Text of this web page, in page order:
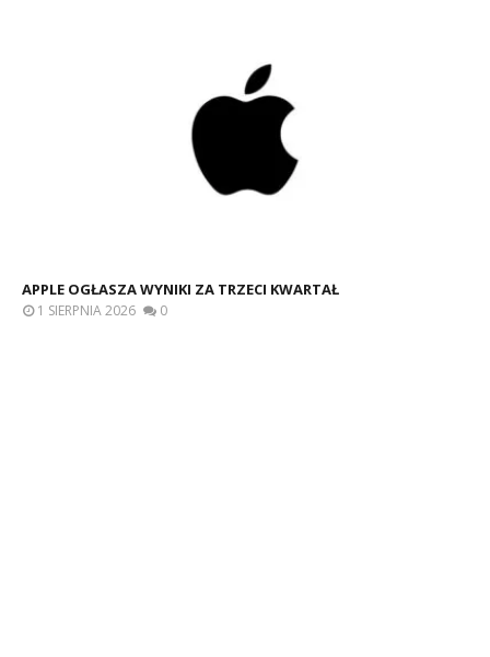
APPLE OGŁASZA WYNIKI ZA TRZECI KWARTAŁ
1 SIERPNIA 2026 0